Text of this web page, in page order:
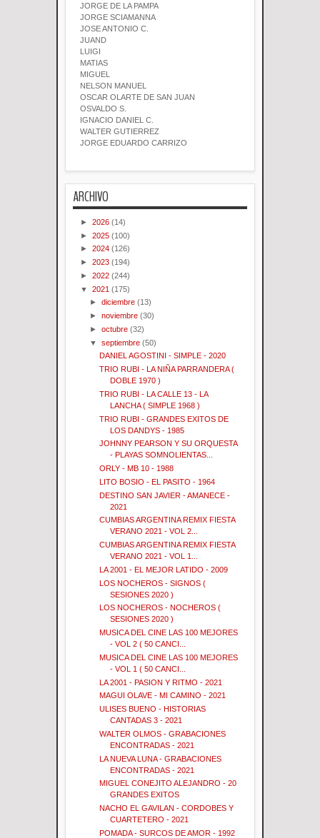
JORGE DE LA PAMPA
JORGE SCIAMANNA
JOSE ANTONIO C.
JUAND
LUIGI
MATIAS
MIGUEL
NELSON MANUEL
OSCAR OLARTE DE SAN JUAN
OSVALDO S.
IGNACIO DANIEL C.
WALTER GUTIERREZ
JORGE EDUARDO CARRIZO
ARCHIVO
► 2026 (14)
► 2025 (100)
► 2024 (126)
► 2023 (194)
► 2022 (244)
▼ 2021 (175)
►diciembre (13)
►noviembre (30)
►octubre (32)
▼septiembre (50)
DANIEL AGOSTINI - SIMPLE - 2020
TRIO RUBI - LA NIÑA PARRANDERA (
DOBLE 1970 )
TRIO RUBI - LA CALLE 13 - LA
LANCHA ( SIMPLE 1968 )
TRIO RUBI - GRANDES EXITOS DE
LOS DANDYS - 1985
JOHNNY PEARSON Y SU ORQUESTA
- PLAYAS SOMNOLIENTAS...
ORLY - MB 10 - 1988
LITO BOSIO - EL PASITO - 1964
DESTINO SAN JAVIER - AMANECE -
2021
CUMBIAS ARGENTINA REMIX FIESTA
VERANO 2021 - VOL 2...
CUMBIAS ARGENTINA REMIX FIESTA
VERANO 2021 - VOL 1...
LA 2001 - EL MEJOR LATIDO - 2009
LOS NOCHEROS - SIGNOS (
SESIONES 2020 )
LOS NOCHEROS - NOCHEROS (
SESIONES 2020 )
MUSICA DEL CINE LAS 100 MEJORES
- VOL 2 ( 50 CANCI...
MUSICA DEL CINE LAS 100 MEJORES
- VOL 1 ( 50 CANCI...
LA 2001 - PASION Y RITMO - 2021
MAGUI OLAVE - MI CAMINO - 2021
ULISES BUENO - HISTORIAS
CANTADAS 3 - 2021
WALTER OLMOS - GRABACIONES
ENCONTRADAS - 2021
LA NUEVA LUNA - GRABACIONES
ENCONTRADAS - 2021
MIGUEL CONEJITO ALEJANDRO - 20
GRANDES EXITOS
NACHO EL GAVILAN - CORDOBES Y
CUARTETERO - 2021
POMADA - SURCOS DE AMOR - 1992